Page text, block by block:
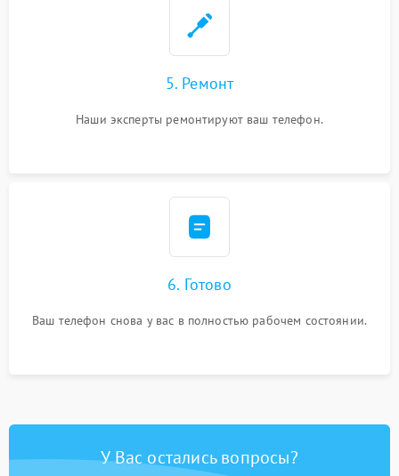
5. Ремонт
Наши эксперты ремонтируют ваш телефон.
6. Готово
Ваш телефон снова у вас в полностью рабочем состоянии.
У Вас остались вопросы?